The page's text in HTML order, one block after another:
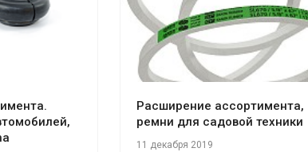
Расширение ассортимента,
ремни для садовой техники
11 декабря 2019